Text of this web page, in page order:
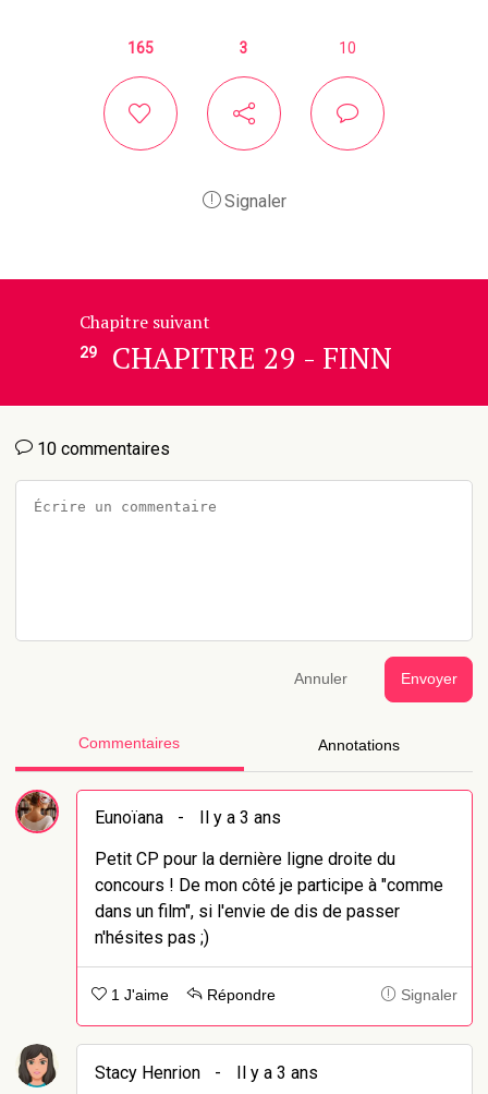
165 3 10
Signaler
Chapitre suivant
29 CHAPITRE 29 - FINN
10 commentaires
Annuler Envoyer
Commentaires Annotations
Eunoïana -
Il y a 3 ans
Petit CP pour la dernière ligne droite du
concours ! De mon côté je participe à "comme
dans un film", si l'envie de dis de passer
n'hésites pas ;)
1 J'aime Répondre Signaler
Stacy Henrion -
Il y a 3 ans